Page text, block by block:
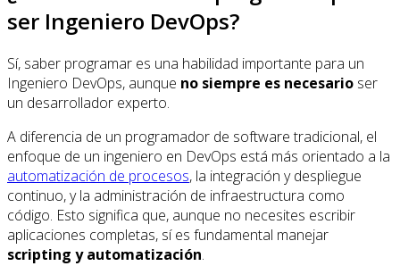
ser Ingeniero DevOps?
Sí, saber programar es una habilidad importante para un
Ingeniero DevOps, aunque no siempre es necesario ser
un desarrollador experto.
A diferencia de un programador de software tradicional, el
enfoque de un ingeniero en DevOps está más orientado a la
automatización de procesos, la integración y despliegue
continuo, y la administración de infraestructura como
código. Esto significa que, aunque no necesites escribir
aplicaciones completas, sí es fundamental manejar
scripting y automatización.